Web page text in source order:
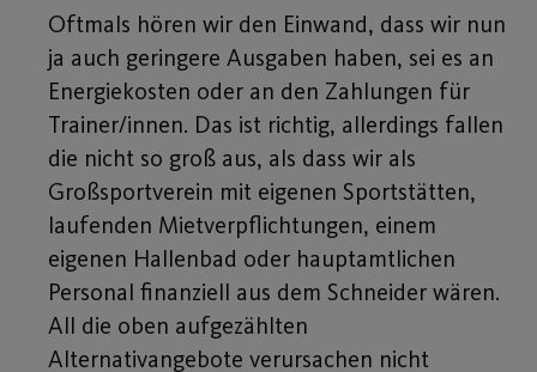
Oftmals hören wir den Einwand, dass wir nun
ja auch geringere Ausgaben haben, sei es an
Energiekosten oder an den Zahlungen für
Trainer/innen. Das ist richtig, allerdings fallen
die nicht so groß aus, als dass wir als
Großsportverein mit eigenen Sportstätten,
laufenden Mietverpflichtungen, einem
eigenen Hallenbad oder hauptamtlichen
Personal finanziell aus dem Schneider wären.
All die oben aufgezählten
Alternativangebote verursachen nicht